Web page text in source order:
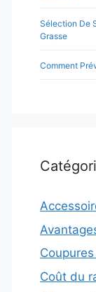
Sélection De
Grasse
Comment
Coût du